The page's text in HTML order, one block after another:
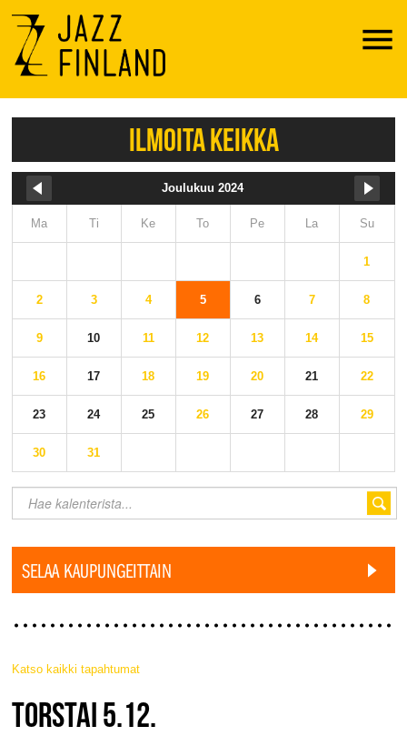
Menu
ILMOITA KEIKKA
Joulukuu 2024
Ma Ti Ke To Pe La Su
1
2 3 4 5 6 7 8
9 10 11 12 13 14 15
16 17 18 19 20 21 22
23 24 25 26 27 28 29
30 31
SELAA KAUPUNGEITTAIN
Katso kaikki tapahtumat
JAZZ FINLAND LIVE
TORSTAI 5.12.